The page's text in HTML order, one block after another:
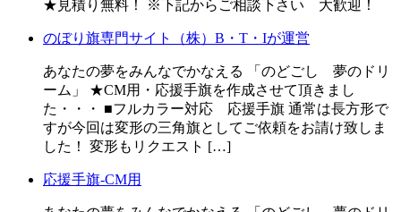
★見積り無料！ ※下記からご相談下さい 大歓迎！
のぼり旗専門サイト（株）B・T・Iが運営
あなたの夢をみんなでかなえる 「のどごし 夢のドリ
ーム」 ★CM用・応援手旗を作成させて頂きまし
た・・・ ■フルカラー対応 応援手旗 通常は長方形で
すが今回は変形の三角旗としてご依頼をお請け致しま
した！ 変形もリクエスト […]
応援手旗-CM用